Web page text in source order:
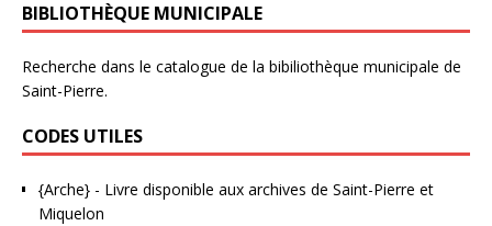
BIBLIOTHÈQUE MUNICIPALE
Recherche dans le catalogue de la bibiliothèque municipale de
Saint-Pierre.
CODES UTILES
{Arche} - Livre disponible aux archives de Saint-Pierre et
Miquelon